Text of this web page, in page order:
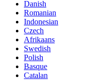
Danish
Romanian
Indonesian
Czech
Afrikaans
Swedish
Polish
Basque
Catalan